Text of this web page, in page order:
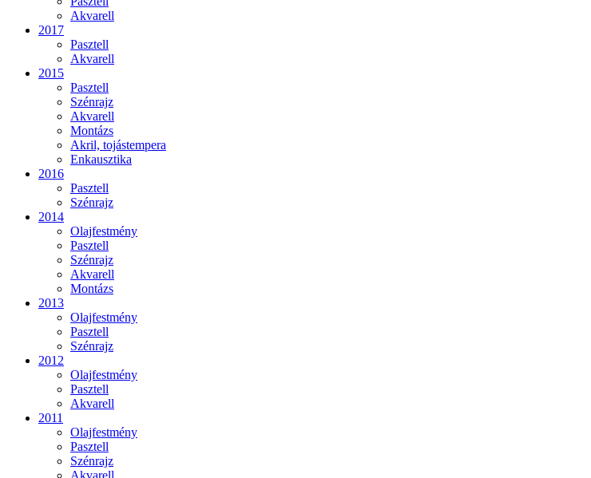
Akvarell
2017
Pasztell
Akvarell
2015
Pasztell
Szénrajz
Akvarell
Montázs
Akril, tojástempera
Enkausztika
2016
Pasztell
Szénrajz
2014
Olajfestmény
Pasztell
Szénrajz
Akvarell
Montázs
2013
Olajfestmény
Pasztell
Szénrajz
2012
Olajfestmény
Pasztell
Akvarell
2011
Olajfestmény
Pasztell
Szénrajz
Akvarell